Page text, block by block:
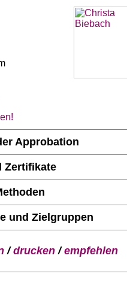
Approbation
Zertifikate
und Zielgruppen
/drucken/empfehlen